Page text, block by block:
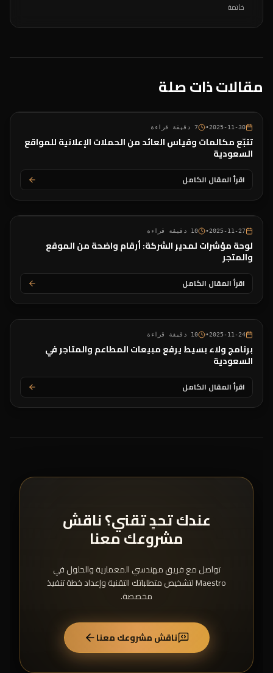
خاتمة
مقالات ذات صلة
2025-11-30
•
7 دقيقة قراءة
تتبّع مكالمات وقياس العائد من الحملات الإعلانية للمواقع
السعودية
اقرأ المقال الكامل
2025-11-27
•
10 دقيقة قراءة
لوحة مؤشرات لمدير الشركة: أرقام واضحة من الموقع
والمتجر
اقرأ المقال الكامل
2025-11-24
•
10 دقيقة قراءة
برنامج ولاء بسيط يرفع مبيعات المطاعم والمتاجر في
السعودية
اقرأ المقال الكامل
عندك تحدٍ تقني؟ ناقش
مشروعك معنا
تواصل مع فريق مهندسي المعمارية والحلول في
Maestro لتشخيص متطلباتك التقنية وإعداد خطة تنفيذ
مخصصة.
ناقش مشروعك معنا